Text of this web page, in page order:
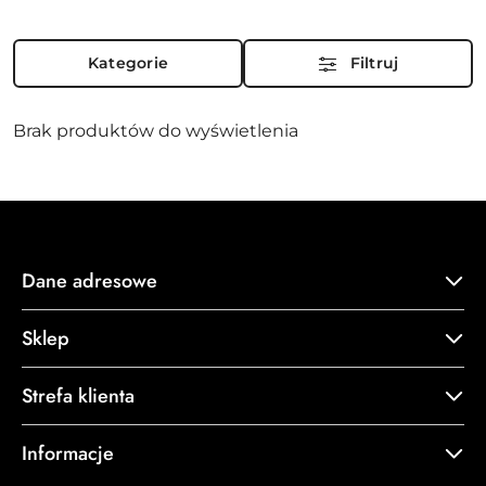
Kategorie Filtruj
Brak produktów do wyświetlenia
Dane adresowe
Sklep
Strefa klienta
Informacje